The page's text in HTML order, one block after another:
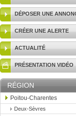
DÉPOSER UNE
CRÉER UNE ALERTE
ACTUALITÉ
PRÉSENTATION VIDÉO
RÉGION
Poitou-Charentes
Deux-Sèvres